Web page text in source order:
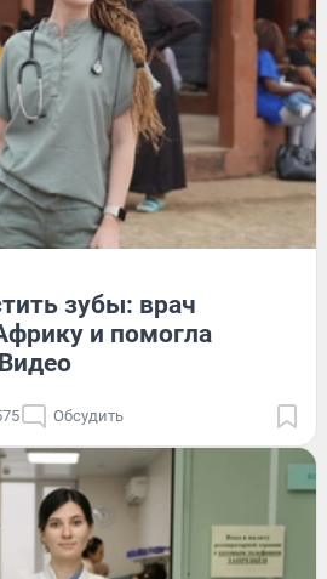
зубы: врач
и помогла
Обсудить